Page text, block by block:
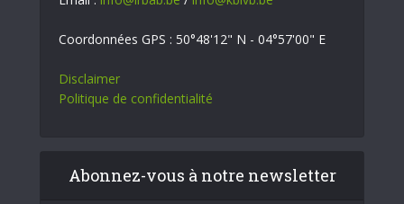
Coordonnées GPS : 50°48'12" N - 04°57'00" E
Disclaimer
Politique de confidentialité
Abonnez-vous à notre newsletter